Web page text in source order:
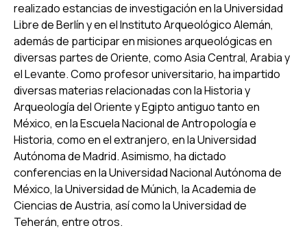
realizado estancias de investigación en la Universidad
Libre de Berlín y en el Instituto Arqueológico Alemán,
además de participar en misiones arqueológicas en
diversas partes de Oriente, como Asia Central, Arabia y
el Levante. Como profesor universitario, ha impartido
diversas materias relacionadas con la Historia y
Arqueología del Oriente y Egipto antiguo tanto en
México, en la Escuela Nacional de Antropología e
Historia, como en el extranjero, en la Universidad
Autónoma de Madrid. Asimismo, ha dictado
conferencias en la Universidad Nacional Autónoma de
México, la Universidad de Múnich, la Academia de
Ciencias de Austria, así como la Universidad de
Teherán, entre otros.